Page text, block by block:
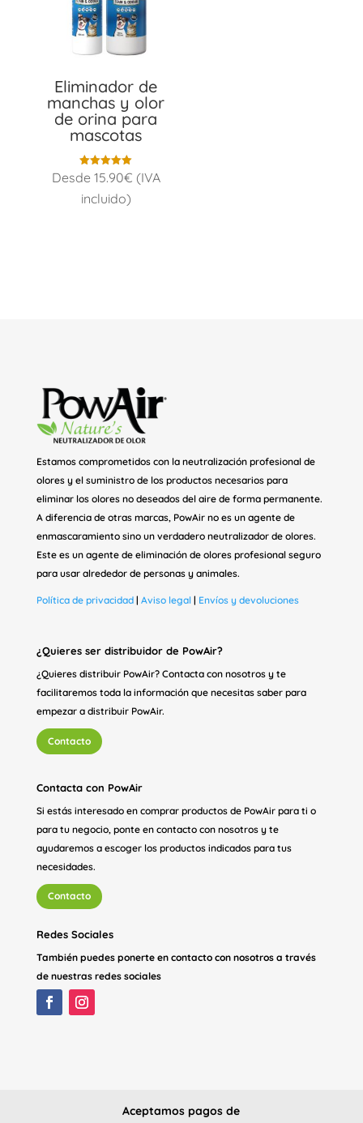
Eliminador de
manchas y olor
de orina para
mascotas
Valorado
con
5.00
de 5
Desde 15.90€ (IVA
incluido)
Estamos comprometidos con la neutralización profesional de
olores y el suministro de los productos necesarios para
eliminar los olores no deseados del aire de forma permanente.
A diferencia de otras marcas, PowAir no es un agente de
enmascaramiento sino un verdadero neutralizador de olores.
Este es un agente de eliminación de olores profesional seguro
para usar alrededor de personas y animales.
Política de privacidad| Aviso legal| Envíos y devoluciones
¿Quieres ser distribuidor de PowAir?
¿Quieres distribuir PowAir? Contacta con nosotros y te
facilitaremos toda la información que necesitas saber para
empezar a distribuir PowAir.
Contacto
Contacta con PowAir
Si estás interesado en comprar productos de PowAir para ti o
para tu negocio, ponte en contacto con nosotros y te
ayudaremos a escoger los productos indicados para tus
necesidades.
Contacto
Redes Sociales
También puedes ponerte en contacto con nosotros a través
de nuestras redes sociales
Aceptamos pagos de